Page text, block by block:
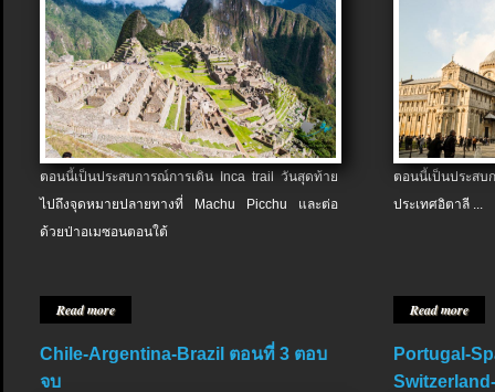
ตอนนี้เป็นประสบการณ์การเดิน Inca trail วันสุดท้าย
ไปถึงจุดหมายปลายทางที่ Machu Picchu และต่อ
ด้วยป่าอเมซอนตอนใต้
Read more
ตอนนี้เป็นประส
ประเทศอิตาลี ...
Read more
Chile-Argentina-Brazil ตอนที่ 3 ตอบ
จบ
Portugal-